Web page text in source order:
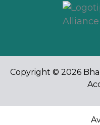
Copyright © 2026